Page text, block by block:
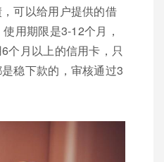
可以给用户提供的借
用期限是3-12个月，
个月以上的信用卡，只
稳下款的，审核通过3